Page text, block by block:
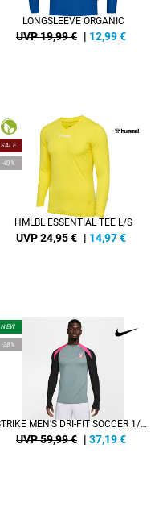
LONGSLEEVE ORGANIC
UVP 19,99 € | 12,99€
SALE
-40%
HMLBL ESSENTIAL TEE L/S
UVP 24,95 € | 14,97€
NEW
-38%
STRIKE MEN'S DRI-FIT SOCCER 1/2-ZIP DRILL TOP
UVP 59,99 € | 37,19€